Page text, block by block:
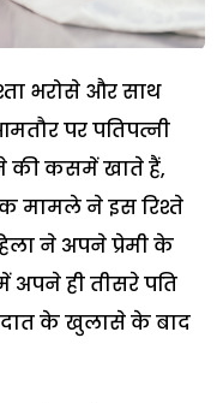
भरोसे और साथ
पर पतिपत्नी
की कसमें खाते हैं,
मामले ने इस रिश्ते
ने अपने प्रेमी के
ही तीसरे पति
के खुलासे के बाद